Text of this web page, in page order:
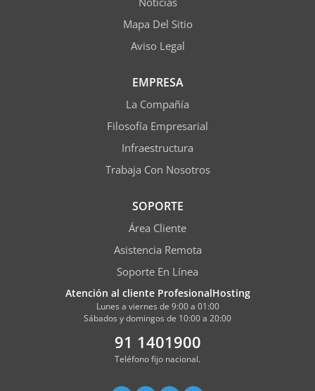
Mapa Del Sitio
Aviso Legal
EMPRESA
La Compañía
Filosofía Empresarial
Infraestructura
Trabaja Con Nosotros
SOPORTE
Área Cliente
Asistencia Remota
Soporte En Línea
Atención al cliente ProfesionalHosting
Lunes a viernes de 9:00 a 01:00
Sábados y domingos de 10:00 a 20:00
91 1401900
Teléfono fijo nacional.